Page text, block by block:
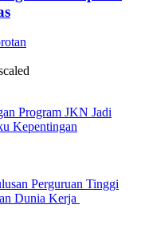
Program JKN Jadi
Kepentingan
Perguruan Tinggi
Dunia Kerja